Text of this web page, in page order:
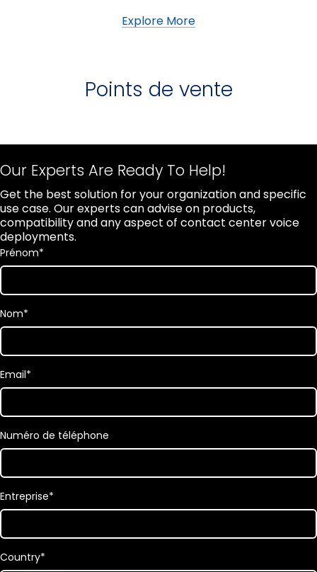
Explore More
Points de vente
Our Experts Are Ready To Help!
Get the best solution for your organization and specific
use case. Our experts can advise on products,
compatibility and any aspect of contact center voice
deployments.
Prénom*
Nom*
Email*
Numéro de téléphone
Entreprise*
Country*